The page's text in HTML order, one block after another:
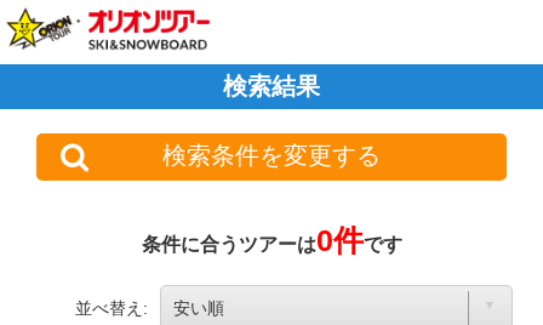
検索結果
検索条件を変更する
条件に合うツアーは0件です
並べ替え: